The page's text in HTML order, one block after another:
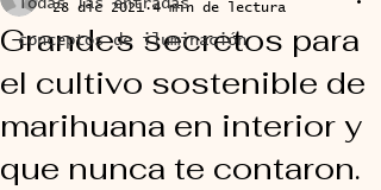
conceptos de iluminación
Grandes secretos para
el cultivo sostenible de
marihuana en interior y
que nunca te contaron.
28 dic 2021 4 min de lectura